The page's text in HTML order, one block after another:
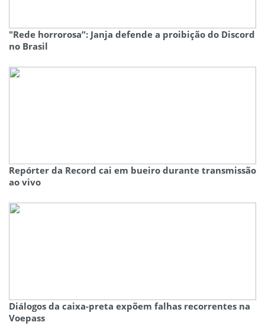
"Rede horrorosa”: Janja defende a proibição do Discord
no Brasil
Repórter da Record cai em bueiro durante transmissão
ao vivo
Diálogos da caixa-preta expõem falhas recorrentes na
Voepass